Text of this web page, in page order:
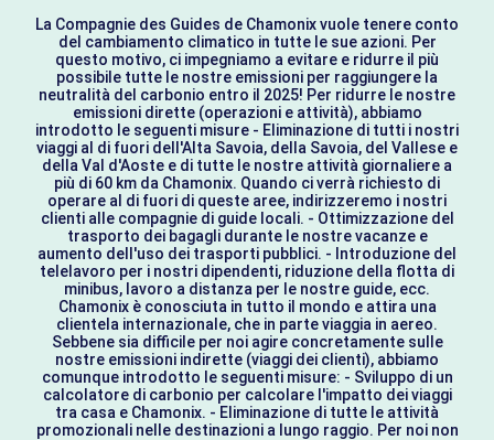
La Compagnie des Guides de Chamonix vuole tenere conto
del cambiamento climatico in tutte le sue azioni. Per
questo motivo, ci impegniamo a evitare e ridurre il più
possibile tutte le nostre emissioni per raggiungere la
neutralità del carbonio entro il 2025! Per ridurre le nostre
emissioni dirette (operazioni e attività), abbiamo
introdotto le seguenti misure - Eliminazione di tutti i nostri
viaggi al di fuori dell'Alta Savoia, della Savoia, del Vallese e
della Val d'Aoste e di tutte le nostre attività giornaliere a
più di 60 km da Chamonix. Quando ci verrà richiesto di
operare al di fuori di queste aree, indirizzeremo i nostri
clienti alle compagnie di guide locali. - Ottimizzazione del
trasporto dei bagagli durante le nostre vacanze e
aumento dell'uso dei trasporti pubblici. - Introduzione del
telelavoro per i nostri dipendenti, riduzione della flotta di
minibus, lavoro a distanza per le nostre guide, ecc.
Chamonix è conosciuta in tutto il mondo e attira una
clientela internazionale, che in parte viaggia in aereo.
Sebbene sia difficile per noi agire concretamente sulle
nostre emissioni indirette (viaggi dei clienti), abbiamo
comunque introdotto le seguenti misure: - Sviluppo di un
calcolatore di carbonio per calcolare l'impatto dei viaggi
tra casa e Chamonix. - Eliminazione di tutte le attività
promozionali nelle destinazioni a lungo raggio. Per noi non